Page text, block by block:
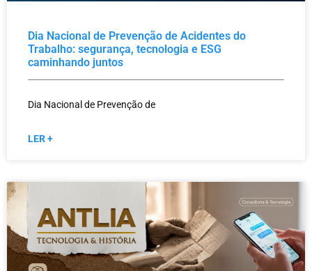
Dia Nacional de Prevenção de Acidentes do
Trabalho: segurança, tecnologia e ESG
caminhando juntos
Dia Nacional de Prevenção de
LER +